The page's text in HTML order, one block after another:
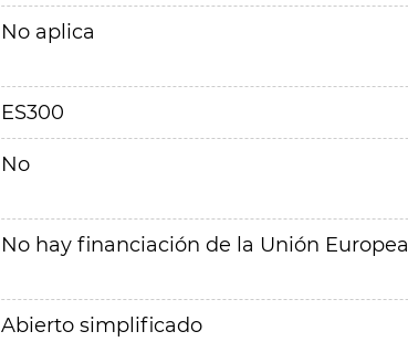
No aplica
ES300
No
No hay financiación de la Unión Europea
Abierto simplificado